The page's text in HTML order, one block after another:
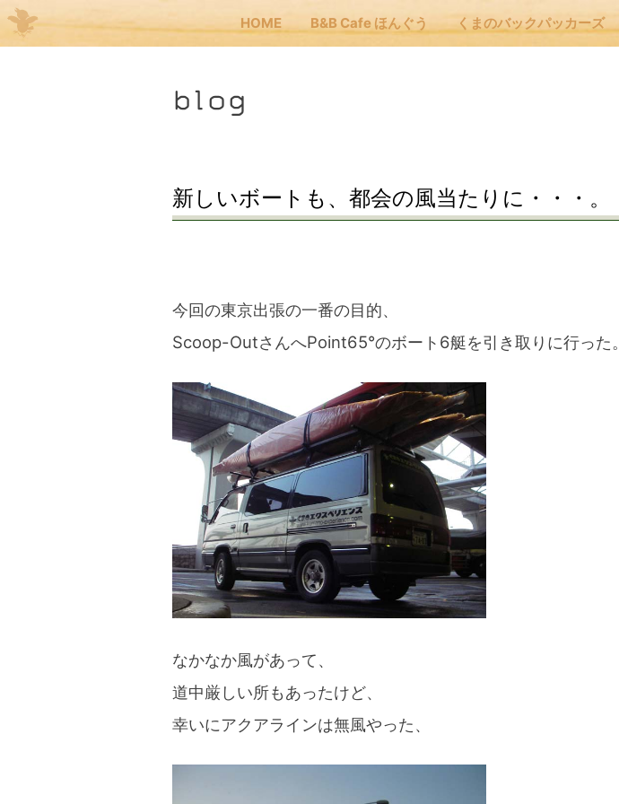
HOME B&B Cafe ほんぐう くまのバックパッカーズ
HOME
くまのバックパッカーズ
blog
blog
新しいボートも、都会の風当たりに・・・。
今回の東京出張の一番の目的、
Scoop-OutさんへPoint65°のボート6艇を引き取りに行った。
なかなか風があって、
道中厳しい所もあったけど、
幸いにアクアラインは無風やった、